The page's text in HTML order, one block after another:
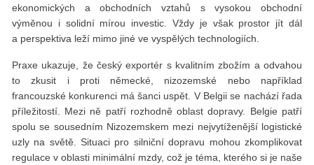
ekonomických a obchodních vztahů s vysokou obchodní
výměnou i solidní mírou investic. Vždy je však prostor jít dál
a perspektiva leží mimo jiné ve vyspělých technologiích.
Praxe ukazuje, že český exportér s kvalitním zbožím a odvahou
to zkusit i proti německé, nizozemské nebo například
francouzské konkurenci má šanci uspět. V Belgii se nachází řada
příležitostí. Mezi ně patří rozhodně oblast dopravy. Belgie patří
spolu se sousedním Nizozemskem mezi nejvytíženější logistické
uzly na světě. Situaci pro silniční dopravu mohou zkomplikovat
regulace v oblasti minimální mzdy, což je téma, kterého si je naše